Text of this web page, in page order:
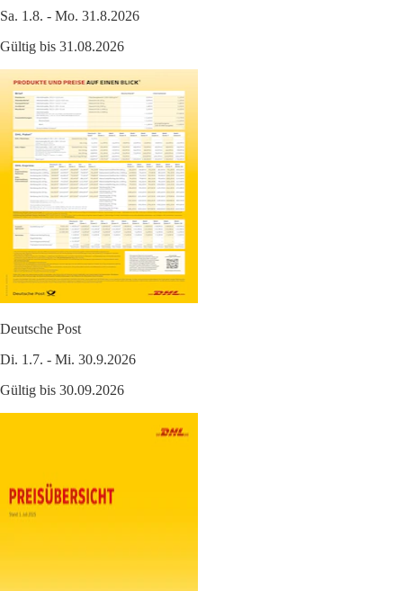
Sa. 1.8. - Mo. 31.8.2026
Gültig bis 31.08.2026
Deutsche Post
Di. 1.7. - Mi. 30.9.2026
Gültig bis 30.09.2026